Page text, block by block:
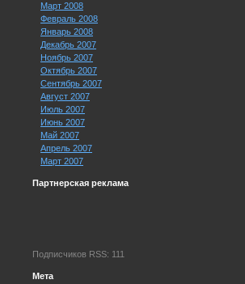
Март 2008
Февраль 2008
Январь 2008
Декабрь 2007
Ноябрь 2007
Октябрь 2007
Сентябрь 2007
Август 2007
Июль 2007
Июнь 2007
Май 2007
Апрель 2007
Март 2007
Партнерская реклама
Подписчиков RSS: 111
Мета